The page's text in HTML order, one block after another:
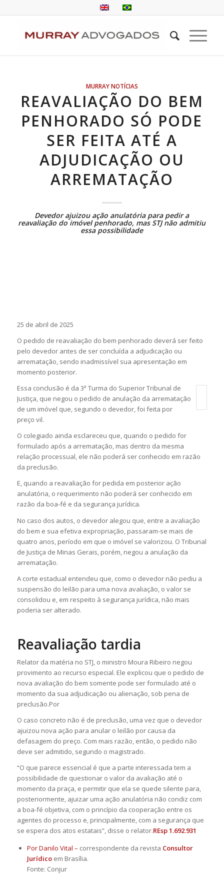
MURRAY NOTÍCIAS
REAVALIAÇÃO DO BEM
PENHORADO SÓ PODE
SER FEITA ATÉ A
ADJUDICAÇÃO OU
ARREMATAÇÃO
Devedor ajuizou ação anulatória para pedir a
reavaliação do imóvel penhorado, mas STJ não admitiu
essa possibilidade
25 de abril de 2025
O pedido de reavaliação do bem penhorado deverá ser feito
pelo devedor antes de ser concluída a adjudicação ou
arrematação, sendo inadmissível sua apresentação em
momento posterior.
Essa conclusão é da 3ª Turma do Superior Tribunal de
Justiça, que negou o pedido de anulação da arrematação
de um imóvel que, segundo o devedor, foi feita por
preço vil.
O colegiado ainda esclareceu que, quando o pedido for
formulado após a arrematação, mas dentro da mesma
relação processual, ele não poderá ser conhecido em razão
da preclusão.
E, quando a reavaliação for pedida em posterior ação
anulatória, o requerimento não poderá ser conhecido em
razão da boa-fé e da segurança jurídica.
No caso dos autos, o devedor alegou que, entre a avaliação
do bem e sua efetiva expropriação, passaram-se mais de
quatro anos, período em que o imóvel se valorizou. O Tribunal
de Justiça de Minas Gerais, porém, negou a anulação da
arrematação.
A corte estadual entendeu que, como o devedor não pediu a
suspensão do leilão para uma nova avaliação, o valor se
consolidou e, em respeito à segurança jurídica, não mais
poderia ser alterado.
Reavaliação tardia
Relator da matéria no STJ, o ministro Moura Ribeiro negou
provimento ao recurso especial. Ele explicou que o pedido de
nova avaliação do bem somente pode ser formulado até o
momento da sua adjudicação ou alienação, sob pena de
preclusão.Por
O caso concreto não é de preclusão, uma vez que o devedor
ajuizou nova ação para anular o leilão por causa da
defasagem do preço. Com mais razão, então, o pedido não
deve ser admitido, segundo o magistrado.
“O que parece essencial é que a parte interessada tem a
possibilidade de questionar o valor da avaliação até o
momento da praça, e permitir que ela se quede silente para,
posteriormente, ajuizar uma ação anulatória não condiz com
a boa-fé objetiva, com o princípio da cooperação entre os
agentes do processo e, principalmente, com a segurança que
se espera dos atos estatais”, disse o relator.REsp 1.692.931
Por Danilo Vital – correspondente da revista Consultor
Jurídicoem Brasília.
Fonte: Conjur